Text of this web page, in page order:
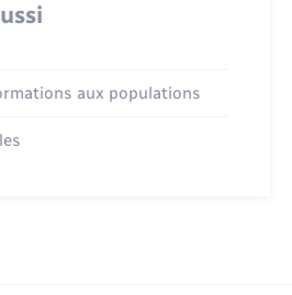
aux populations